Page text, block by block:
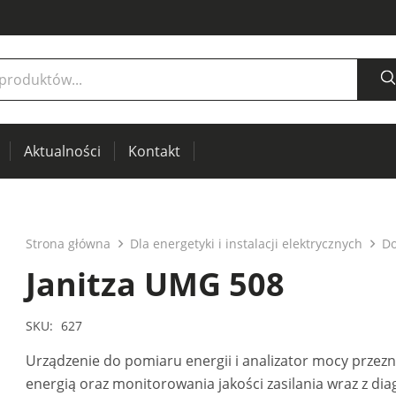
Aktualności Kontakt
Strona główna Dla energetyki i instalacji elektrycznych
Janitza UMG 508
SKU: 627
Urządzenie do pomiaru energii i analizator mocy
energią oraz monitorowania jakości zasilania wraz z